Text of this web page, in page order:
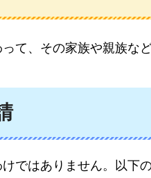
て、その家族や親族な
ではありません。以下